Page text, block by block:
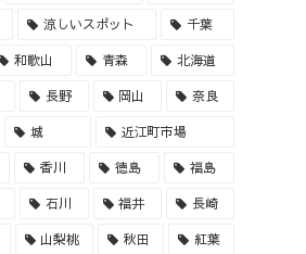
涼しいスポット 千葉
和歌山 青森 北海道
長野 岡山 奈良
城 近江町市場
香川 徳島 福島
石川 福井 長崎
山梨桃 秋田 紅葉